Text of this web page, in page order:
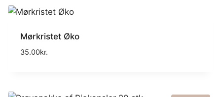
Mørkristet Øko
35.00kr.